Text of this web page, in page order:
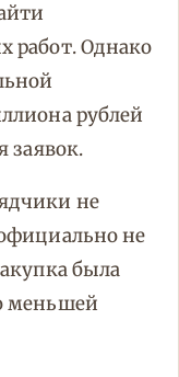
работ. Однако
рублей
заявок.
не
не
была
меньшей